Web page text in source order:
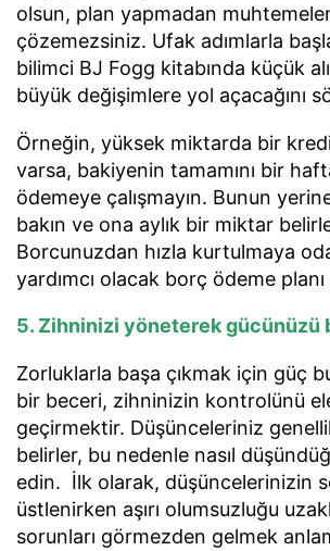
olsun, plan yapmadan
çözemezsiniz. Ufak adımlarla
bilimci BJ Fogg kitabında küçük
büyük değişimlere yol açacağını
Örneğin, yüksek miktarda bir
varsa, bakiyenin tamamını bir
ödemeye çalışmayın. Bunun
bakın ve ona aylık bir miktar
Borcunuzdan hızla kurtulmaya
yardımcı olacak borç ödeme planı
5. Zihninizi yöneterek gücünüzü
Zorluklarla başa çıkmak için güç
bir beceri, zihninizin kontrolünü
geçirmektir. Düşünceleriniz
belirler, bu nedenle nasıl
edin. İlk olarak, düşüncelerinizin
üstlenirken aşırı olumsuzluğu
sorunları görmezden gelmek